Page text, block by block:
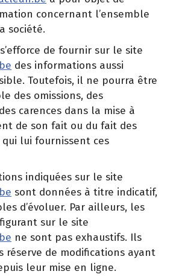
concernant l’ensemble
société.
s’efforce de fournir sur le site
des informations aussi
Toutefois, il ne pourra être
des omissions, des
carences dans la mise à
de son fait ou du fait des
lui fournissent ces
indiquées sur le site
sont données à titre indicatif,
d’évoluer. Par ailleurs, les
sur le site
ne sont pas exhaustifs. Ils
réserve de modifications ayant
leur mise en ligne.